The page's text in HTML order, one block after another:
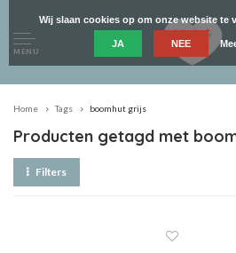
MENU
Home Tags boomhut grijs
Producten getagd met
Filters
Wij slaan cookies op om onze website te
JA NEE